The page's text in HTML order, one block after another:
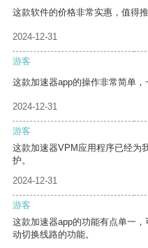
这款软件的价格非常实惠，值得推
2024-12-31
游客
这款加速器app的操作非常简单，
2024-12-31
游客
这款加速器VPM应用程序已经为
护。
2024-12-31
游客
这款加速器app的功能有点单一
动切换线路的功能。